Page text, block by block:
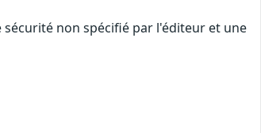
non spécifié par l'éditeur et une